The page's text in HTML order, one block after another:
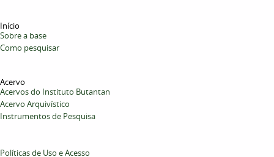
Início
Sobre a base
Como pesquisar
Acervo
Acervos do Instituto Butantan
Acervo Arquivístico
Instrumentos de Pesquisa
Políticas de Uso e Acesso